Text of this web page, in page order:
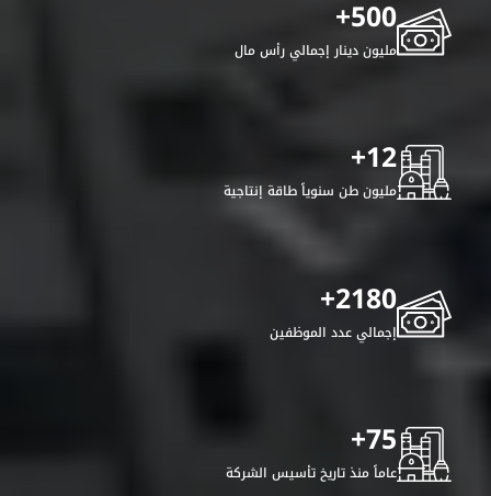
500
+
مليون دينار إجمالي رأس مال
12
+
مليون طن سنوياً طاقة إنتاجية
2180
+
إجمالي عدد الموظفين
75
+
عاماً منذ تاريخ تأسيس الشركة